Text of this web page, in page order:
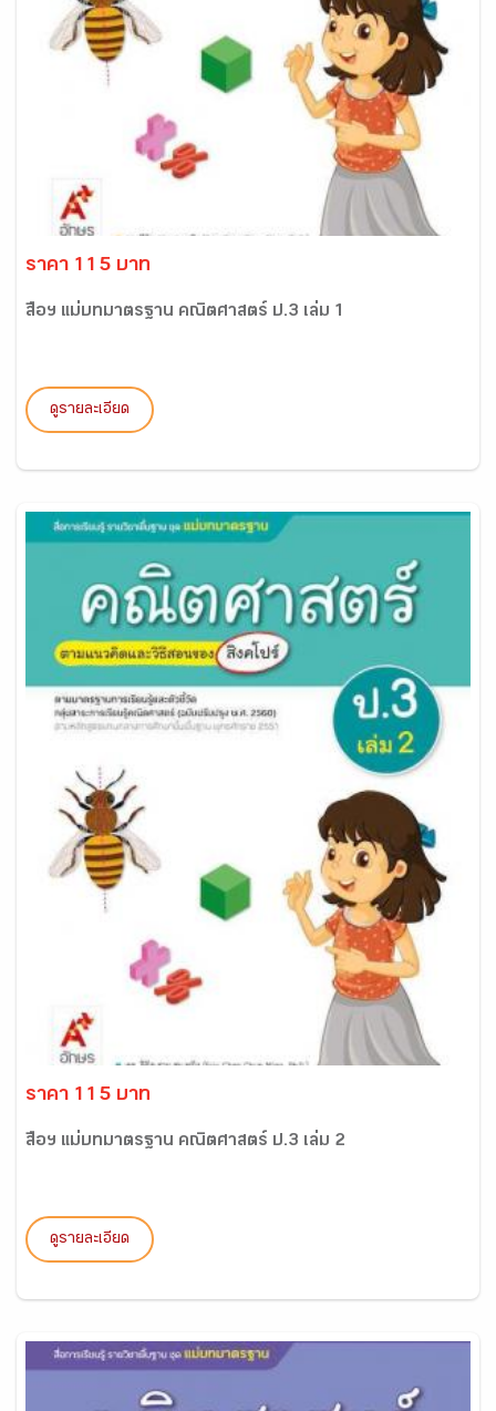
ราคา 115 บาท
สื่อฯ แม่บทมาตรฐาน คณิตศาสตร์ ป.3 เล่ม 1
ดูรายละเอียด
ราคา 115 บาท
สื่อฯ แม่บทมาตรฐาน คณิตศาสตร์ ป.3 เล่ม 2
ดูรายละเอียด